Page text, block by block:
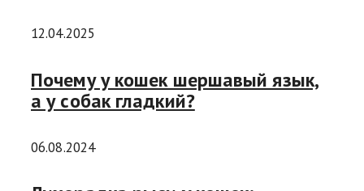
12.04.2025
Почему у кошек шершавый язык,
а у собак гладкий?
06.08.2024